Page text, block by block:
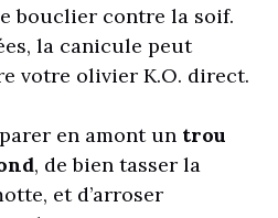
bouclier contre la soif.
la canicule peut
votre olivier K.O. direct.
en amont un trou
, de bien tasser la
et d’arroser